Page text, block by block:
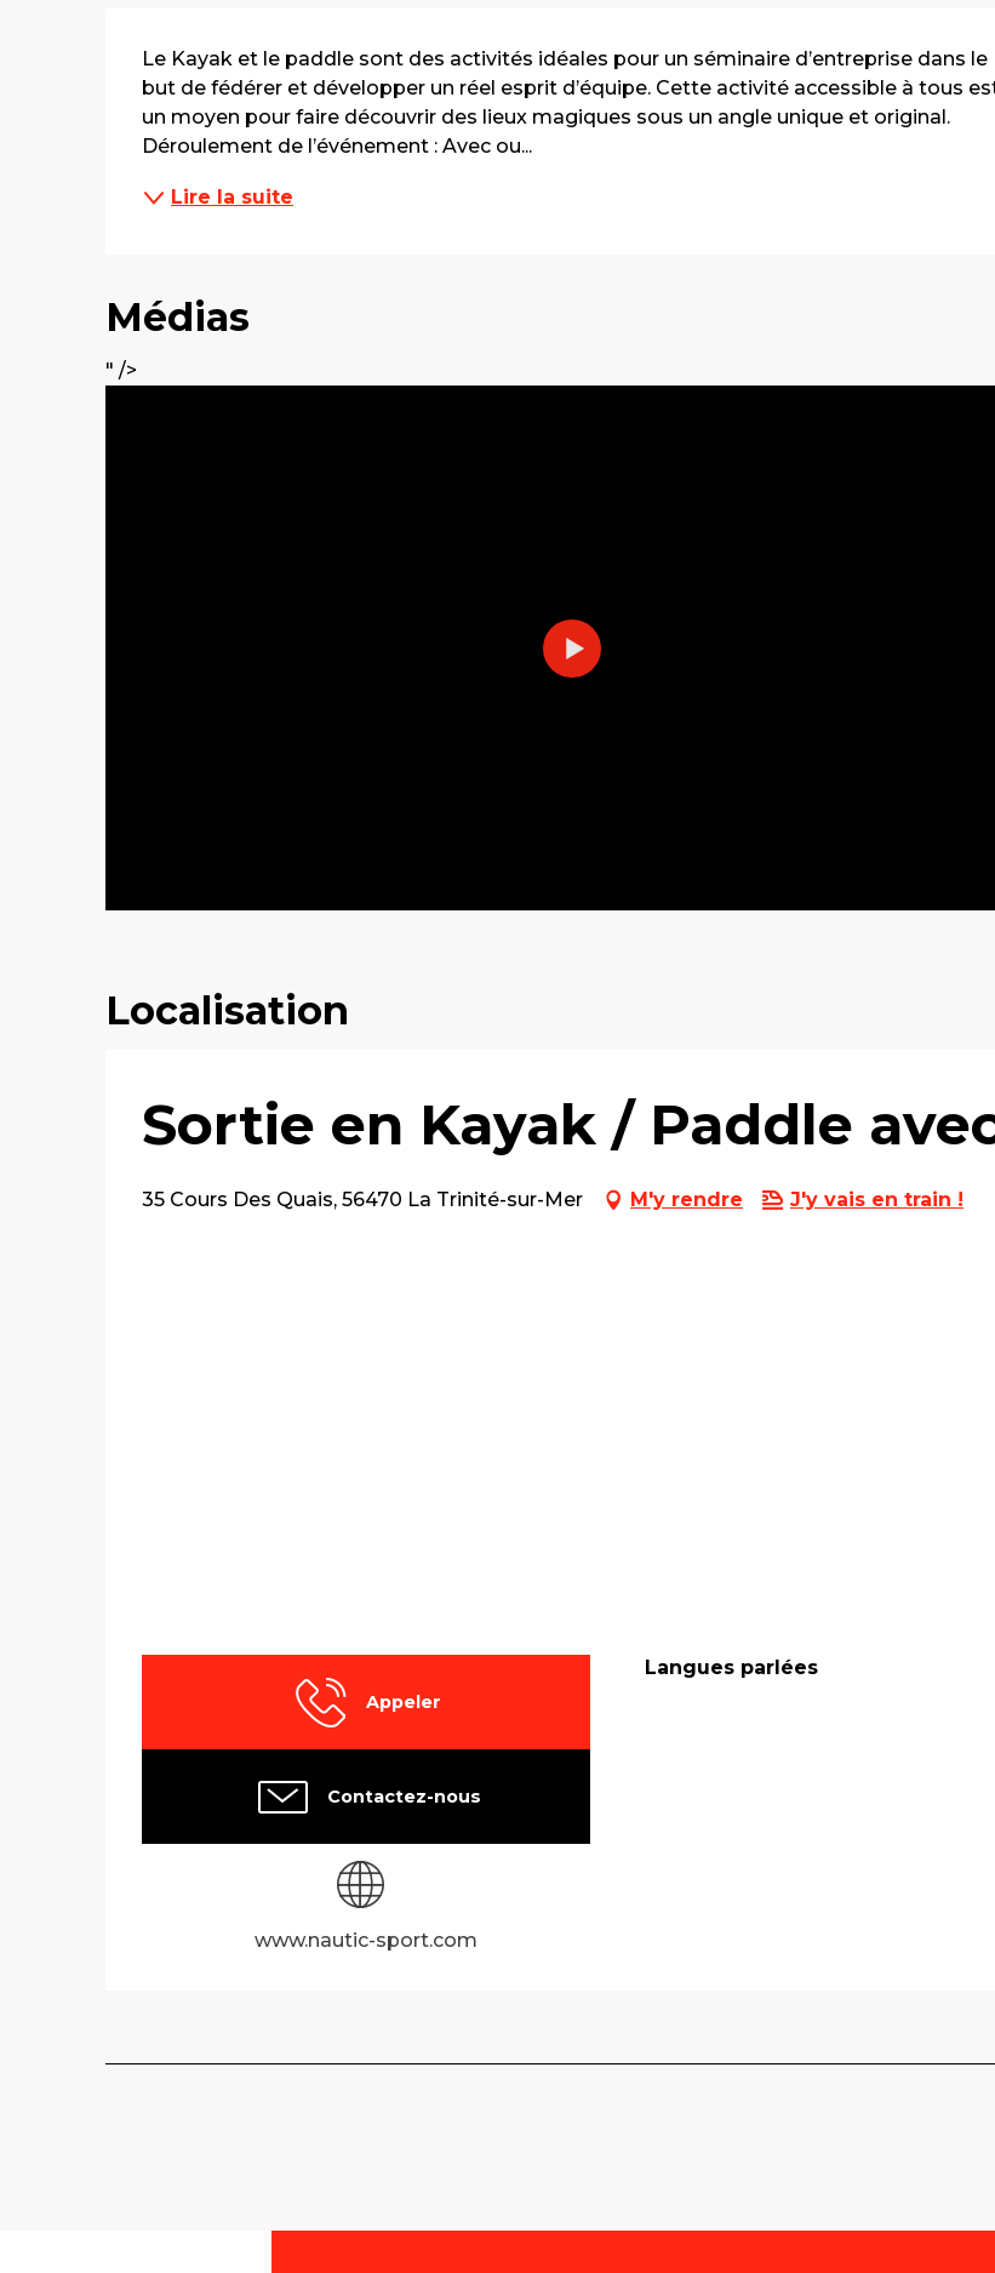
Description
Le Kayak et le paddle sont des activités idéales pour un séminaire d’entreprise dans le
but de fédérer et développer un réel esprit d’équipe. Cette activité accessible à tous
un moyen pour faire découvrir des lieux magiques sous un angle unique et original.
Déroulement de l’événement : Avec ou...
Lire la suite
Médias
" />
Localisation
Sortie en Kayak / Paddle
35 Cours Des Quais, 56470 La Trinité-sur-Mer M'y rendre J'y vais en train !
Appeler
Contactez-nous
www.nautic-sport.com
Langues parlées
Langues parlées